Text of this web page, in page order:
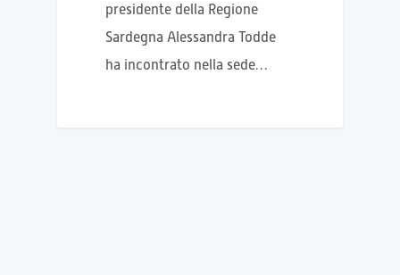
presidente della Regione
Sardegna Alessandra Todde
ha incontrato nella sede…